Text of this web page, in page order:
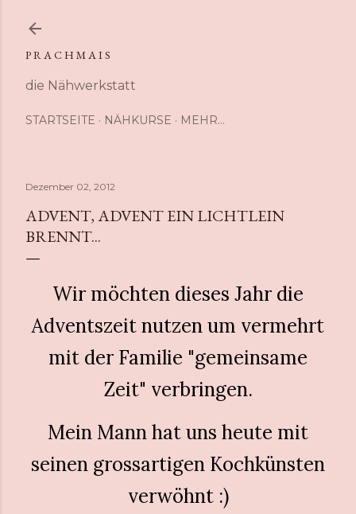
P R A C H M A I S
die Nähwerkstatt
STARTSEITE NÄHKURSE MEHR…
Dezember 02, 2012
ADVENT, ADVENT EIN LICHTLEIN
BRENNT...
Wir möchten dieses Jahr die
Adventszeit nutzen um vermehrt
mit der Familie "gemeinsame
Zeit" verbringen.
Mein Mann hat uns heute mit
seinen grossartigen Kochkünsten
verwöhnt :)